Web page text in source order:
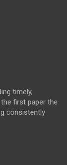
timely,
first paper the
consistently